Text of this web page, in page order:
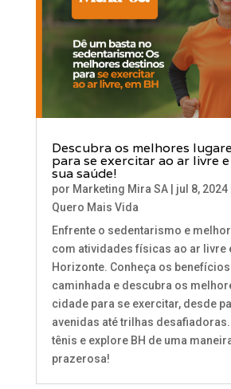
Descubra os melhores
para se exercitar ao ar livre
sua saúde!
por Marketing Mira SA| jul 8, 2024|
Quero Mais Vida
Enfrente o sedentarismo e
com atividades físicas ao ar livre
Horizonte. Conheça os
caminhada e descubra os
cidade para se exercitar, desde
avenidas até trilhas
tênis e explore BH de uma
prazerosa!